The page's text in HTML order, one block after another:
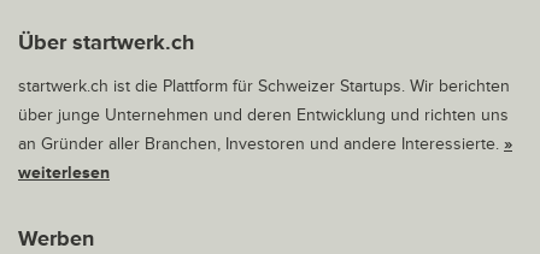
Über startwerk.ch
startwerk.ch ist die Plattform für Schweizer Startups. Wir berichten
über junge Unternehmen und deren Entwicklung und richten uns
an Gründer aller Branchen, Investoren und andere Interessierte. »
weiterlesen
Werben